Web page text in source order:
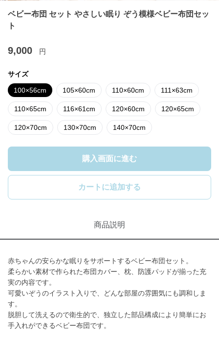
ベビー布団 セット やさしい眠り ぞう模様ベビー布団セッ
ト
9,000 円
サイズ
100×56cm 105×60cm 110×60cm 111×63cm
110×65cm 116×61cm 120×60cm 120×65cm
120×70cm 130×70cm 140×70cm
購入画面に進む
カートに追加する
商品説明
赤ちゃんの安らかな眠りをサポートするベビー布団セット。
柔らかい素材で作られた布団カバー、枕、防護パッドが揃った充
実の内容です。
可愛いぞうのイラスト入りで、どんな部屋の雰囲気にも調和しま
す。
脱胆して洗えるので衛生的で、独立した部品構成により簡単にお
手入れができるベビー布団です。